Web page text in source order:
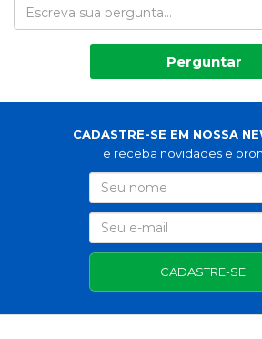
Perguntar
CADASTRE-SE EM NOSSA
e receba novidades e
CADASTRE-SE